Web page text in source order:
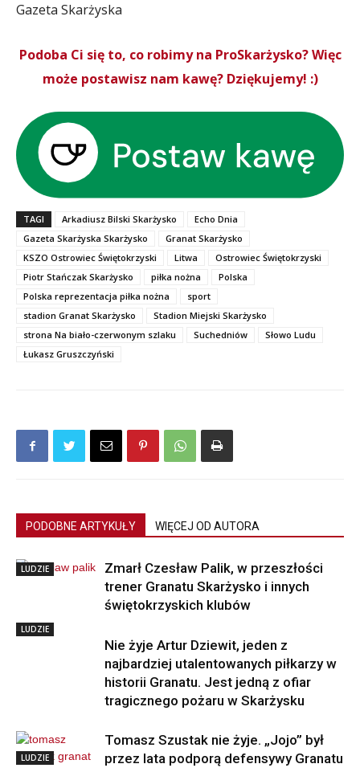
Gazeta Skarżyska
Podoba Ci się to, co robimy na ProSkarżysko? Więc
może postawisz nam kawę? Dziękujemy! :)
TAGI Arkadiusz Bilski Skarżysko
Echo Dnia
Gazeta Skarżyska Skarżysko
Granat Skarżysko
KSZO Ostrowiec Świętokrzyski
Litwa
Ostrowiec Świętokrzyski
Piotr Stańczak Skarżysko
piłka nożna
Polska
Polska reprezentacja piłka nożna
sport
stadion Granat Skarżysko
Stadion Miejski Skarżysko
strona Na biało-czerwonym szlaku
Suchedniów
Słowo Ludu
Łukasz Gruszczyński
PODOBNE ARTYKUŁY WIĘCEJ OD AUTORA
LUDZIE
Zmarł Czesław Palik, w przeszłości
trener Granatu Skarżysko i innych
świętokrzyskich klubów
LUDZIE
Nie żyje Artur Dziewit, jeden z
najbardziej utalentowanych piłkarzy w
historii Granatu. Jest jedną z ofiar
tragicznego pożaru w Skarżysku
LUDZIE
Tomasz Szustak nie żyje. „Jojo” był
przez lata podporą defensywy Granatu